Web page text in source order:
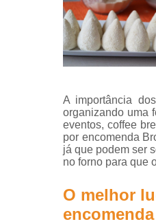
A importância
organizando uma
eventos, coffee
por encomenda
já que podem ser
no forno para que
O melhor